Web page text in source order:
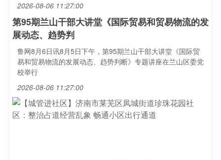
2026-08-06 11:27:00
第95期兰山干部大讲堂《国际贸易和贸易物流的发
展动态、趋势判
鲁网8月6日讯8月5日下午，第95期兰山干部大讲堂《国际贸
易和贸易物流的发展动态、趋势判断》专题讲座在兰山区委党
校举行
2026-08-06 11:27:00